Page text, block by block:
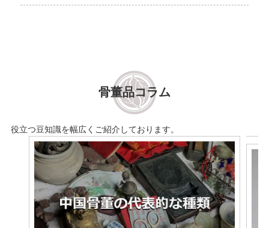
骨董品コラム
役立つ豆知識を幅広くご紹介しております。